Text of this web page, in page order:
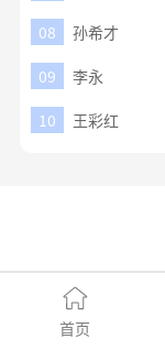
08
孙希才
09
李永
10
王彩红
首页